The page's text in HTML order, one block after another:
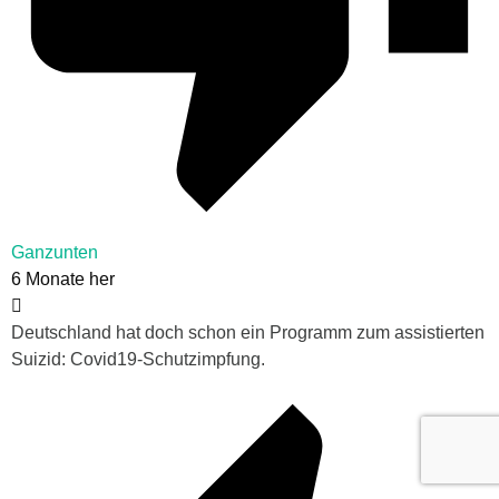
Ganzunten
6 Monate her
Deutschland hat doch schon ein Programm zum assistierten
Suizid: Covid19-Schutzimpfung.